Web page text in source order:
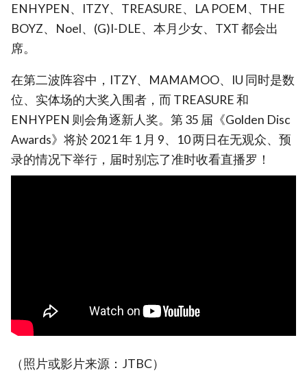
ENHYPEN、ITZY、TREASURE、LA POEM、THE
BOYZ、Noel、(G)I-DLE、本月少女、TXT 都会出
席。
在第二波阵容中，ITZY、MAMAMOO、IU 同时是数
位、实体场的大奖入围者，而 TREASURE 和
ENHYPEN 则会角逐新人奖。第 35 届《Golden Disc
Awards》将於 2021 年 1 月 9、10 两日在无观众、预
录的情况下举行，届时别忘了准时收看直播罗！
（照片或影片来源：JTBC）